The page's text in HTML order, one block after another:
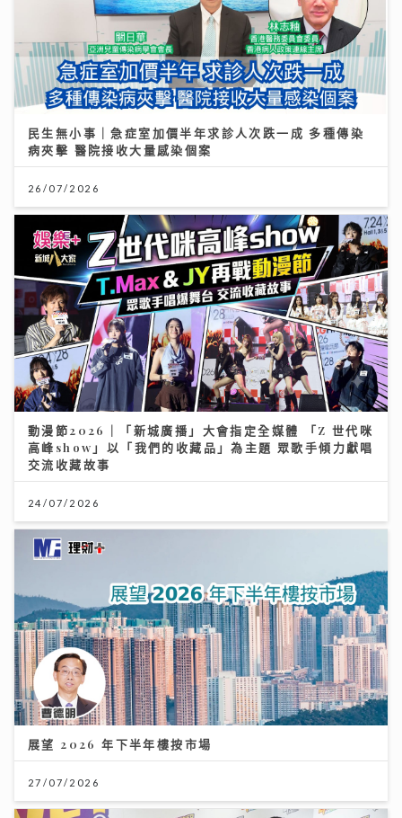
26/07/2026
動漫節2026｜「新城廣播」大會指定全媒體 「Z 世代咪
高峰show」以「我們的收藏品」為主題 眾歌手傾力獻唱
交流收藏故事
24/07/2026
展望 2026 年下半年樓按市場
27/07/2026